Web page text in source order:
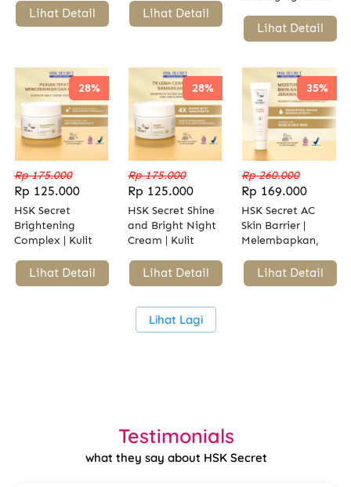
`Lihat Detail `Lihat Detail
Lembap, &
Bercahaya
`Lihat Detail
Rp 175.000
Rp 125.000
HSK Secret
Brightening
Complex | Kulit
Awet Muda |
Niacinamide,
`Lihat Detail
28%
Rp 175.000
Rp 125.000
HSK Secret Shine
and Bright Night
Cream | Kulit
& Awet Muda |
Niacinamide &
`Lihat Detail
28%
Rp 260.000
Rp 169.000
HSK Secret AC
Skin Barrier |
Melembapkan,
Barrier & Kurangi
Kemerahan
`Lihat Detail
35%
`Lihat Lagi
Testimonials
what they say about HSK Secret